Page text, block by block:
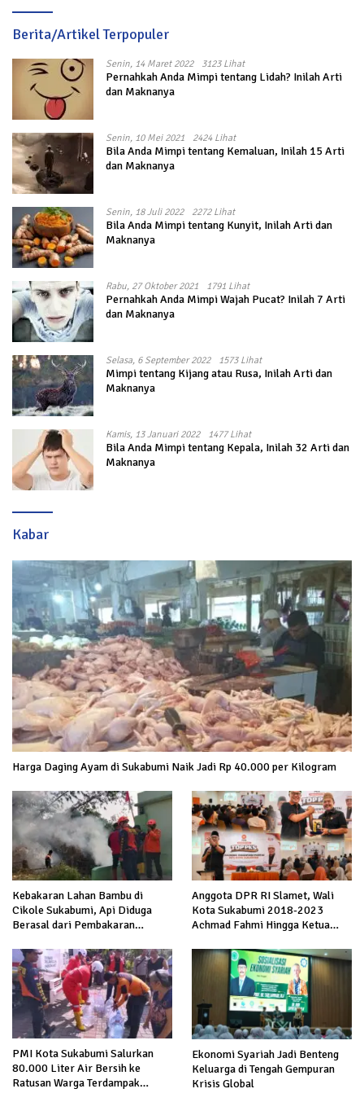
Berita/Artikel Terpopuler
Senin, 14 Maret 2022 3123 Lihat
Pernahkah Anda Mimpi tentang Lidah? Inilah Arti
dan Maknanya
Senin, 10 Mei 2021 2424 Lihat
Bila Anda Mimpi tentang Kemaluan, Inilah 15 Arti
dan Maknanya
Senin, 18 Juli 2022 2272 Lihat
Bila Anda Mimpi tentang Kunyit, Inilah Arti dan
Maknanya
Rabu, 27 Oktober 2021 1791 Lihat
Pernahkah Anda Mimpi Wajah Pucat? Inilah 7 Arti
dan Maknanya
Selasa, 6 September 2022 1573 Lihat
Mimpi tentang Kijang atau Rusa, Inilah Arti dan
Maknanya
Kamis, 13 Januari 2022 1477 Lihat
Bila Anda Mimpi tentang Kepala, Inilah 32 Arti dan
Maknanya
Kabar
Harga Daging Ayam di Sukabumi Naik Jadi Rp 40.000 per Kilogram
Kebakaran Lahan Bambu di
Cikole Sukabumi, Api Diduga
Berasal dari Pembakaran
Anggota DPR RI Slamet, Wali
Kota Sukabumi 2018-2023
Achmad Fahmi Hingga Ketua
Mesin Politik di TOP PKS
Sukabumi
PMI Kota Sukabumi Salurkan
80.000 Liter Air Bersih ke
Ratusan Warga Terdampak
Ekonomi Syariah Jadi Benteng
Keluarga di Tengah Gempuran
Krisis Global